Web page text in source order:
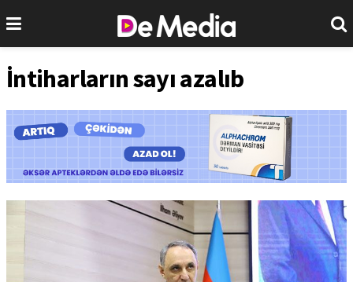
İntiharların sayı azalıb